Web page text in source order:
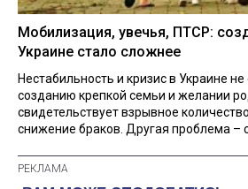
Мобилизация, увечья, ПТСР:
Украине стало сложнее
Нестабильность и кризис в Украине
созданию крепкой семьи и желании
свидетельствует взрывное
снижение браков. Другая проблема –